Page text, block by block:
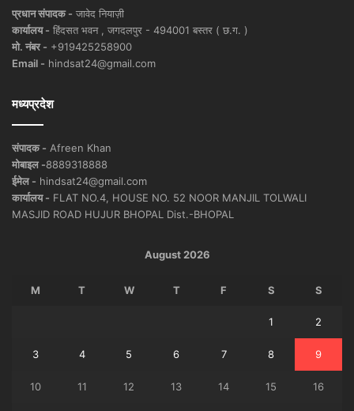
प्रधान संपादक - जावेद नियाज़ी
कार्यालय - हिंदसत भवन , जगदलपुर - 494001 बस्तर ( छ.ग. )
मो. नंबर - +919425258900
Email - hindsat24@gmail.com
मध्यप्रदेश
संपादक - Afreen Khan
मोबाइल -8889318888
ईमेल - hindsat24@gmail.com
कार्यालय - FLAT NO.4, HOUSE NO. 52 NOOR MANJIL TOLWALI
MASJID ROAD HUJUR BHOPAL Dist.-BHOPAL
August 2026
M T W T F S S
1 2
3 4 5 6 7 8 9
10 11 12 13 14 15 16